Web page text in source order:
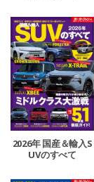
2026年 国産＆輸入S
UVのすべて